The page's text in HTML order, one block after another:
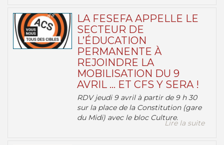
LA FESEFA APPELLE LE
SECTEUR DE
L’ÉDUCATION
PERMANENTE À
REJOINDRE LA
MOBILISATION DU 9
AVRIL … ET CFS Y SERA !
RDV jeudi 9 avril à partir de 9 h 30
sur la place de la Constitution (gare
du Midi) avec le bloc Culture.
Lire la suite